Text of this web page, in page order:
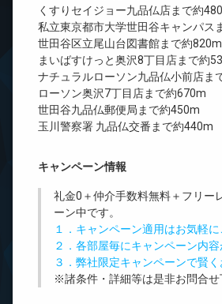
くすりセイジョー九品仏店まで約
私立東京都市大学世田谷キャンパス
世田谷区立尾山台図書館まで約820m
まいばすけっと奥沢8丁目店まで約
ナチュラルローソン九品仏小前店ま
ローソン奥沢7丁目店まで約670m
世田谷九品仏郵便局まで約450m
玉川警察署 九品仏交番まで約440m
キャンペーン情報
礼金0 ＋仲介手数料無料＋ フリー
ーン中です。
１．キャンペーン適用はお気軽に
２．各部屋毎にキャンペーン内容
３．弊社限定キャンペーンで賢く
※諸条件・詳細等は是非お問合せ